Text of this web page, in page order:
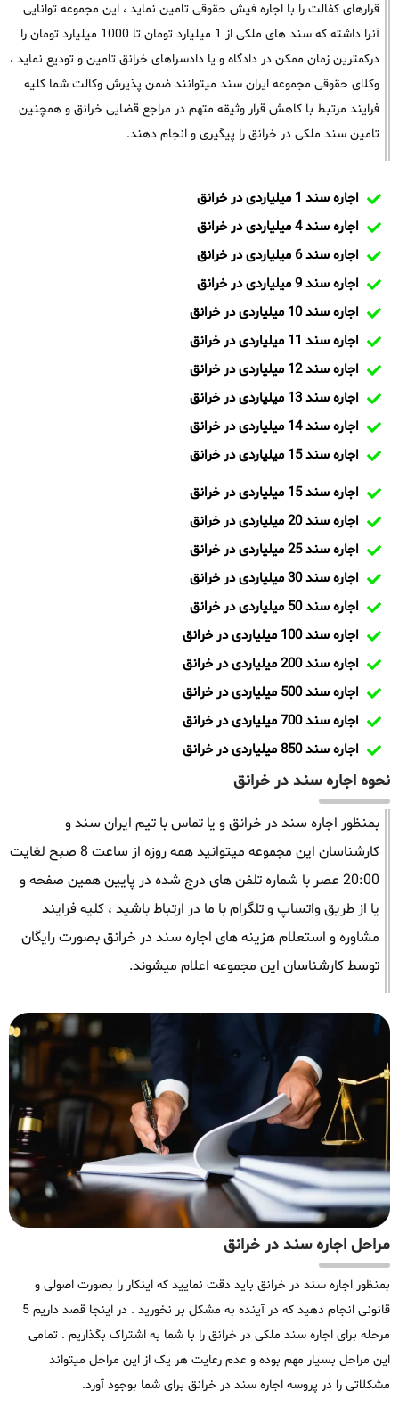
قرارهای کفالت را با اجاره فیش حقوقی تامین نماید ، این مجموعه توانایی
آنرا داشته که سند های ملکی از 1 میلیارد تومان تا 1000 میلیارد تومان را
درکمترین زمان ممکن در دادگاه و یا دادسراهای خرانق تامین و تودیع نماید ،
وکلای حقوقی مجموعه ایران سند میتوانند ضمن پذیرش وکالت شما کلیه
فرایند مرتبط با کاهش قرار وثیقه متهم در مراجع قضایی خرانق و همچنین
تامین سند ملکی در خرانق را پیگیری و انجام دهند.
اجاره سند 1 میلیاردی در خرانق
اجاره سند 4 میلیاردی در خرانق
اجاره سند 6 میلیاردی در خرانق
اجاره سند 9 میلیاردی در خرانق
اجاره سند 10 میلیاردی در خرانق
اجاره سند 11 میلیاردی در خرانق
اجاره سند 12 میلیاردی در خرانق
اجاره سند 13 میلیاردی در خرانق
اجاره سند 14 میلیاردی در خرانق
اجاره سند 15 میلیاردی در خرانق
اجاره سند 15 میلیاردی در خرانق
اجاره سند 20 میلیاردی در خرانق
اجاره سند 25 میلیاردی در خرانق
اجاره سند 30 میلیاردی در خرانق
اجاره سند 50 میلیاردی در خرانق
اجاره سند 100 میلیاردی در خرانق
اجاره سند 200 میلیاردی در خرانق
اجاره سند 500 میلیاردی در خرانق
اجاره سند 700 میلیاردی در خرانق
اجاره سند 850 میلیاردی در خرانق
نحوه اجاره سند در خرانق
بمنظور اجاره سند در خرانق و یا تماس با تیم ایران سند و
کارشناسان این مجموعه میتوانید همه روزه از ساعت 8 صبح لغایت
20:00 عصر با شماره تلفن های درج شده در پایین همین صفحه و
یا از طریق واتساپ و تلگرام با ما در ارتباط باشید ، کلیه فرایند
مشاوره و استعلام هزینه های اجاره سند در خرانق بصورت رایگان
توسط کارشناسان این مجموعه اعلام میشوند.
مراحل اجاره سند در خرانق
بمنظور اجاره سند در خرانق باید دقت نمایید که اینکار را بصورت اصولی و
قانونی انجام دهید که در آینده به مشکل بر نخورید . در اینجا قصد داریم 5
مرحله برای اجاره سند ملکی در خرانق را با شما به اشتراک بگذاریم . تمامی
این مراحل بسیار مهم بوده و عدم رعایت هر یک از این مراحل میتواند
مشکلاتی را در پروسه اجاره سند در خرانق برای شما بوجود آورد.